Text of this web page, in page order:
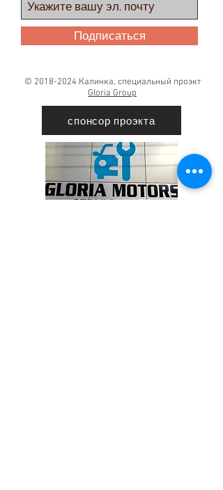
Подписаться
© 2018-2024 Калинка, специальный проэкт
Gloria Group
спонсор проэкта